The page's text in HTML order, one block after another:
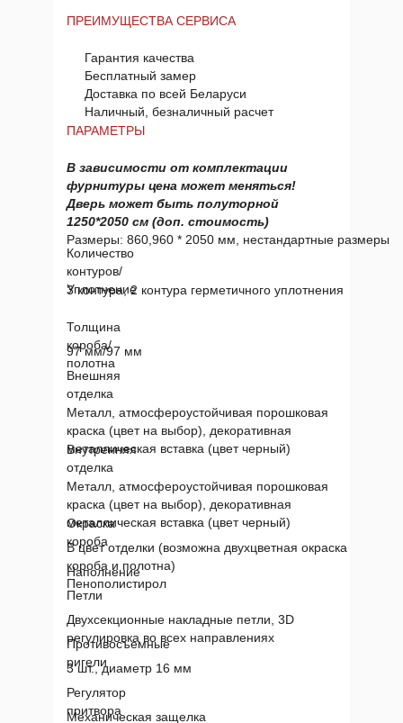
ПРЕИМУЩЕСТВА СЕРВИСА
Гарантия качества
Бесплатный замер
Доставка по всей Беларуси
Наличный, безналичный расчет
ПАРАМЕТРЫ
В зависимости от комплектации
фурнитуры цена может меняться!
Дверь может быть полуторной
1250*2050 см (доп. стоимость)
Размеры: 860,960 * 2050 мм, нестандартные размеры
Количество
контуров/
Уплотнение
3 контура, 2 контура герметичного уплотнения
Толщина
короба/
полотна
97 мм/97 мм
Внешняя
отделка
Металл, атмосфероустойчивая порошковая
краска (цвет на выбор), декоративная
металлическая вставка (цвет черный)
Внутренняя
отделка
Металл, атмосфероустойчивая порошковая
краска (цвет на выбор), декоративная
металлическая вставка (цвет черный)
Окраска
короба
В цвет отделки (возможна двухцветная окраска
короба и полотна)
Наполнение
Пенополистирол
Петли
Двухсекционные накладные петли, 3D
регулировка во всех направлениях
Противосъемные
ригели
3 шт., диаметр 16 мм
Регулятор
притвора
Механическая защелка